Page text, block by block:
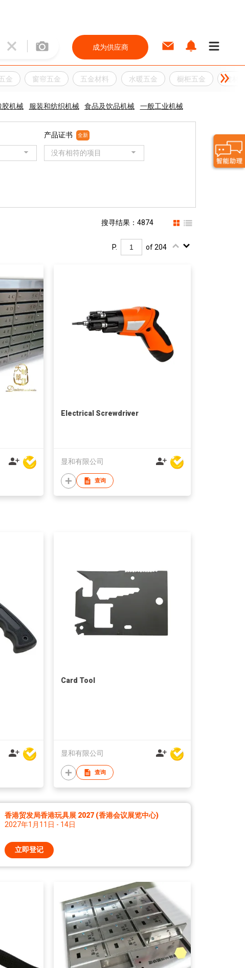
成为供应商
金 窗帘五金 五金材料 水暖五金 橱柜五金 建材
胶机械 服装和纺织机械 食品及饮品机械 一般工业机械
产品证书 全新
没有相符的项目
搜寻结果：4874
P. of 204
Electrical Screwdriver
显和有限公司
查询
Card Tool
显和有限公司
查询
香港贸发局香港玩具展 2027 (香港会议展览中心)
2027年1月11日 - 14日
立即登记